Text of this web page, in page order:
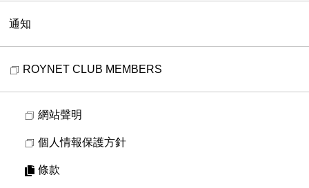
通知
ROYNET CLUB MEMBERS
網站聲明
個人情報保護方針
條款